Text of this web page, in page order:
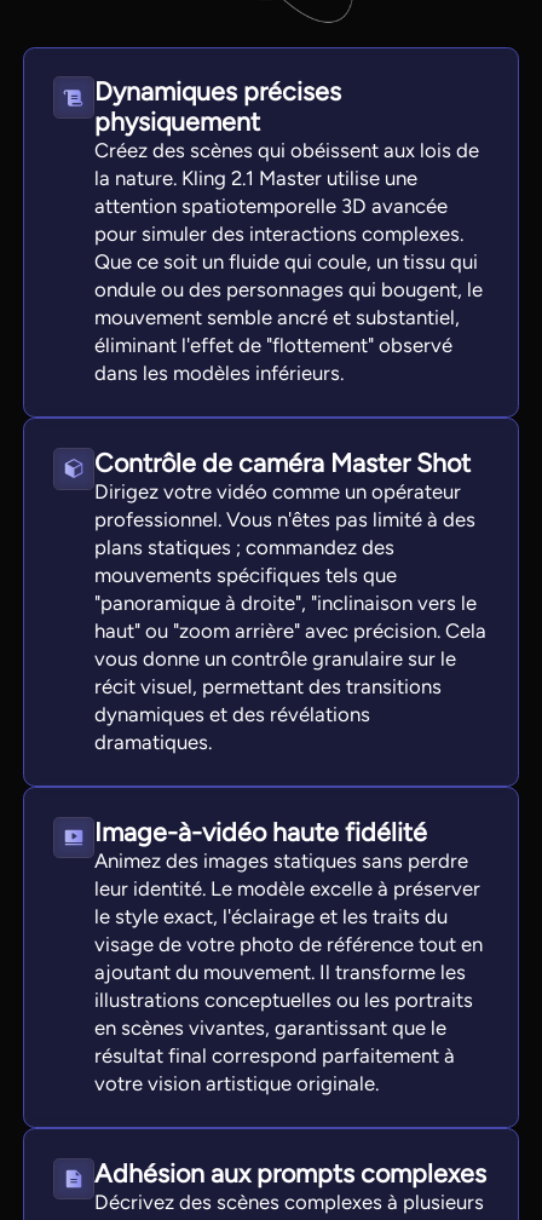
Dynamiques précises
physiquement
Créez des scènes qui obéissent aux lois de
la nature. Kling 2.1 Master utilise une
attention spatiotemporelle 3D avancée
pour simuler des interactions complexes.
Que ce soit un fluide qui coule, un tissu qui
ondule ou des personnages qui bougent, le
mouvement semble ancré et substantiel,
éliminant l'effet de "flottement" observé
dans les modèles inférieurs.
Contrôle de caméra Master Shot
Dirigez votre vidéo comme un opérateur
professionnel. Vous n'êtes pas limité à des
plans statiques ; commandez des
mouvements spécifiques tels que
"panoramique à droite", "inclinaison vers le
haut" ou "zoom arrière" avec précision. Cela
vous donne un contrôle granulaire sur le
récit visuel, permettant des transitions
dynamiques et des révélations
dramatiques.
Image-à-vidéo haute fidélité
Animez des images statiques sans perdre
leur identité. Le modèle excelle à préserver
le style exact, l'éclairage et les traits du
visage de votre photo de référence tout en
ajoutant du mouvement. Il transforme les
illustrations conceptuelles ou les portraits
en scènes vivantes, garantissant que le
résultat final correspond parfaitement à
votre vision artistique originale.
Adhésion aux prompts complexes
Décrivez des scènes complexes à plusieurs